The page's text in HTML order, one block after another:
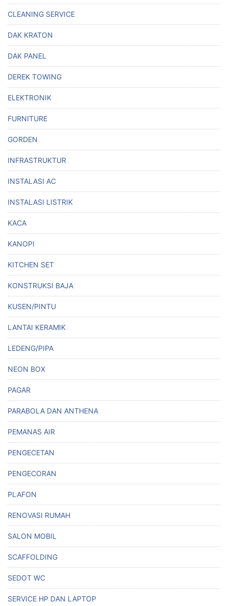
CLEANING SERVICE
DAK KRATON
DAK PANEL
DEREK TOWING
ELEKTRONIK
FURNITURE
GORDEN
INFRASTRUKTUR
INSTALASI AC
INSTALASI LISTRIK
KACA
KANOPI
KITCHEN SET
KONSTRUKSI BAJA
KUSEN/PINTU
LANTAI KERAMIK
LEDENG/PIPA
NEON BOX
PAGAR
PARABOLA DAN ANTHENA
PEMANAS AIR
PENGECETAN
PENGECORAN
PLAFON
RENOVASI RUMAH
SALON MOBIL
SCAFFOLDING
SEDOT WC
SERVICE HP DAN LAPTOP